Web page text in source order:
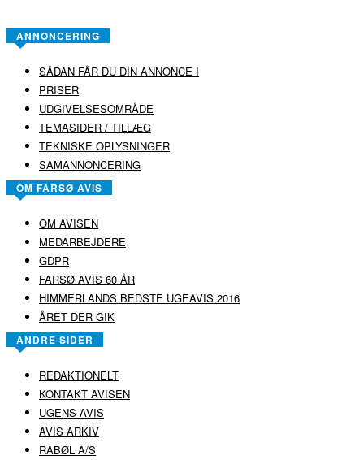
ANNONCERING
SÅDAN FÅR DU DIN ANNONCE I
PRISER
UDGIVELSESOMRÅDE
TEMASIDER / TILLÆG
TEKNISKE OPLYSNINGER
SAMANNONCERING
OM FARSØ AVIS
OM AVISEN
MEDARBEJDERE
GDPR
FARSØ AVIS 60 ÅR
HIMMERLANDS BEDSTE UGEAVIS 2016
ÅRET DER GIK
ANDRE SIDER
REDAKTIONELT
KONTAKT AVISEN
UGENS AVIS
AVIS ARKIV
RABØL A/S